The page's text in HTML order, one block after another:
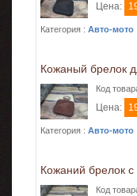
Цена:
Категория : Авто-мото
Кожаный брелок
Код
Цена:
Категория : Авто-мото
Кожаний брелок
Код